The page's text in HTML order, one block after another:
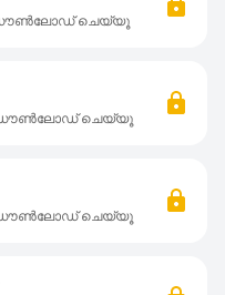
ഡൌൺലോഡ് ചെയ്യൂ
ഡൌൺലോഡ് ചെയ്യൂ
ഡൌൺലോഡ് ചെയ്യൂ